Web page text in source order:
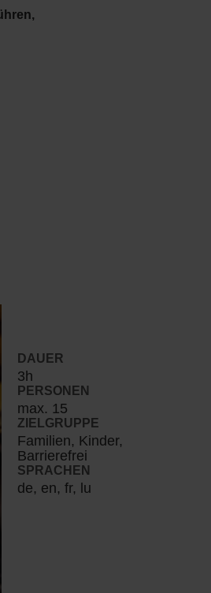
DAUER
3h
PERSONEN
max. 15
ZIELGRUPPE
Familien, Kinder,
Barrierefrei
SPRACHEN
de, en, fr, lu